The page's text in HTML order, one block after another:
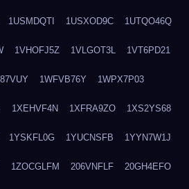
1USMDQTI 1USXOD9C 1UTQO46Q
1VHOFJ5Z 1VLGOT3L 1VT6PD21
1WFVB76Y 1WPX7P03
1XEHVF4N 1XFRA9ZO 1XS2YS68
1YSKFL0G 1YUCNSFB 1YYN7W1J
1ZOCGLFM 206VNFLF 20GH4EFO